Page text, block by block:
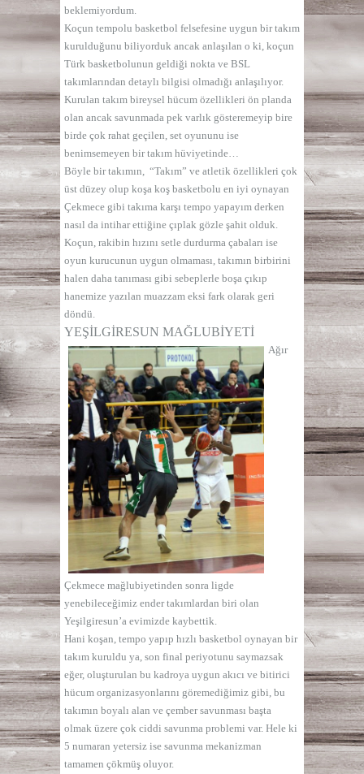
beklemiyordum.
Koçun tempolu basketbol felsefesine uygun bir takım
kurulduğunu biliyorduk ancak anlaşılan o ki, koçun
Türk basketbolunun geldiği nokta ve BSL
takımlarından detaylı bilgisi olmadığı anlaşılıyor.
Kurulan takım bireysel hücum özellikleri ön planda
olan ancak savunmada pek varlık gösteremeyip bire
birde çok rahat geçilen, set oyununu ise
benimsemeyen bir takım hüviyetinde…
Böyle bir takımın, “Takım” ve atletik özellikleri çok
üst düzey olup koşa koş basketbolu en iyi oynayan
Çekmece gibi takıma karşı tempo yapayım derken
nasıl da intihar ettiğine çıplak gözle şahit olduk.
Koçun, rakibin hızını setle durdurma çabaları ise
oyun kurucunun uygun olmaması, takımın birbirini
halen daha tanıması gibi sebeplerle boşa çıkıp
hanemize yazılan muazzam eksi fark olarak geri
döndü.
YEŞİLGİRESUN MAĞLUBİYETİ
Ağır
Çekmece mağlubiyetinden sonra ligde
yenebileceğimiz ender takımlardan biri olan
Yeşilgiresun’a evimizde kaybettik.
Hani koşan, tempo yapıp hızlı basketbol oynayan bir
takım kuruldu ya, son final periyotunu saymazsak
eğer, oluşturulan bu kadroya uygun akıcı ve bitirici
hücum organizasyonlarını göremediğimiz gibi, bu
takımın boyalı alan ve çember savunması başta
olmak üzere çok ciddi savunma problemi var. Hele ki
5 numaran yetersiz ise savunma mekanizman
tamamen çökmüş oluyor.